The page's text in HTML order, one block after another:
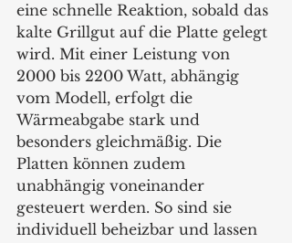
eine schnelle Reaktion, sobald das
kalte Grillgut auf die Platte gelegt
wird. Mit einer Leistung von
2000 bis 2200 Watt, abhängig
vom Modell, erfolgt die
Wärmeabgabe stark und
besonders gleichmäßig. Die
Platten können zudem
unabhängig voneinander
gesteuert werden. So sind sie
individuell beheizbar und lassen